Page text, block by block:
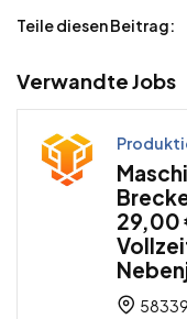
Teile diesen Beitrag:
Verwandte Jobs
29,00